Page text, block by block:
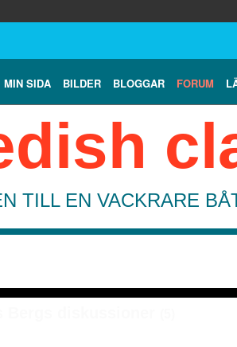
MIN SIDA BILDER BLOGGAR FORUM
TILL EN VACKRARE